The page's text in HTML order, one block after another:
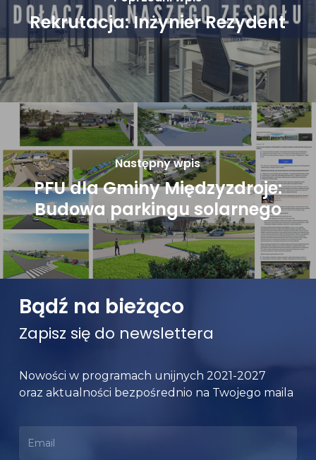
Rekrutacja: Inżynier Rezydent
Następny wpis
PFU dla Gminy Międzyzdroje:
Budowa parkingu solarnego
Bądź na bieżąco
Zapisz się do newslettera
Nowości w programach unijnych 2021-2027
oraz aktualności bezpośrednio na Twojego maila